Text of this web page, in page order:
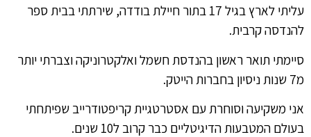
עליתי לארץ בגיל 17 בתור חיילת בודדה, שירתתי בבית ספר
להנדסה קרבית.
סיימתי תואר ראשון בהנדסת חשמל ואלקטרוניקה וצברתי יותר
מ7 שנות ניסיון בחברות הייטק.
אני משקיעה וסוחרת עם אסטרטגיית קריפטודרייב שפיתחתי
בעולם המטבעות הדיגיטליים כבר קרוב ל10 שנים.